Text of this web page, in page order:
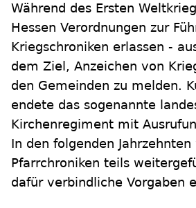
Während des Ersten
Hessen Verordnungen zur
Kriegschroniken erlassen -
dem Ziel, Anzeichen von
den Gemeinden zu melden.
endete das sogenannte
Kirchenregiment mit
In den folgenden
Pfarrchroniken teils
dafür verbindliche Vorgaben